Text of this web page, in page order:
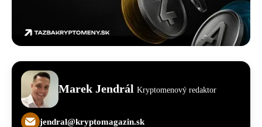
Marek Jendrál Kryptomenový redaktor
jendral@kryptomagazin.sk